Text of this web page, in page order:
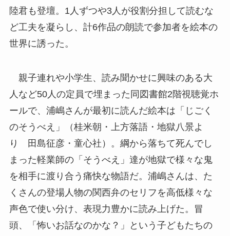
陸君も登壇。1人ずつや3人が役割分担して読むな
ど工夫を凝らし、計6作品の朗読で参加者を絵本の
世界に誘った。
親子連れや小学生、読み聞かせに興味のある大
人など50人の定員で埋まった同図書館2階視聴覚ホ
ールで、浦嶋さんが最初に読んだ絵本は「じごく
のそうべえ」（桂米朝・上方落語・地獄八景よ
り 田島征彦・童心社）。綱から落ちて死んでし
まった軽業師の「そうべえ」達が地獄で様々な鬼
を相手に渡り合う痛快な物語だ。浦嶋さんは、た
くさんの登場人物の関西弁のセリフを高低様々な
声色で使い分け、表現力豊かに読み上げた。冒
頭、「怖いお話なのかな？」という子どもたちの